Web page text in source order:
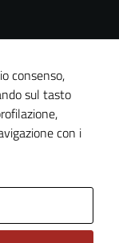
consenso,
sul tasto
con i
non